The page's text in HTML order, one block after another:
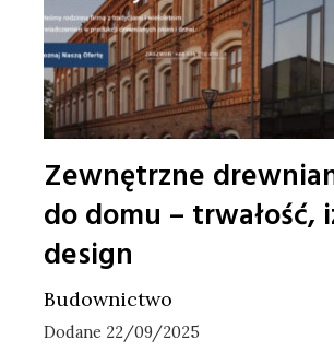
Zewnętrzne
do domu – trwałość,
design
Budownictwo
Dodane 22/09/2025